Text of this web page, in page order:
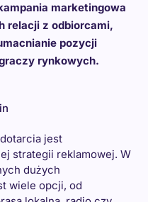
marketingowa
relacji z odbiorcami,
pozycji
rynkowych.
jest
strategii reklamowej. W
dużych
wiele opcji, od